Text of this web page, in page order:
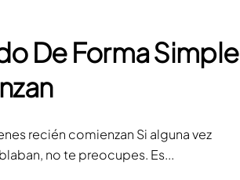
De Forma Simple
recién comienzan Si alguna vez
no te preocupes. Es...